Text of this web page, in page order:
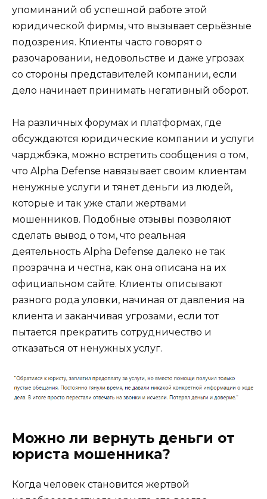
упоминаний об успешной работе этой
юридической фирмы, что вызывает серьёзные
подозрения. Клиенты часто говорят о
разочаровании, недовольстве и даже угрозах
со стороны представителей компании, если
дело начинает принимать негативный оборот.
На различных форумах и платформах, где
обсуждаются юридические компании и услуги
чарджбэка, можно встретить сообщения о том,
что Alpha Defense навязывает своим клиентам
ненужные услуги и тянет деньги из людей,
которые и так уже стали жертвами
мошенников. Подобные отзывы позволяют
сделать вывод о том, что реальная
деятельность Alpha Defense далеко не так
прозрачна и честна, как она описана на их
официальном сайте. Клиенты описывают
разного рода уловки, начиная от давления на
клиента и заканчивая угрозами, если тот
пытается прекратить сотрудничество и
отказаться от ненужных услуг.
Можно ли вернуть деньги от
юриста мошенника?
Когда человек становится жертвой